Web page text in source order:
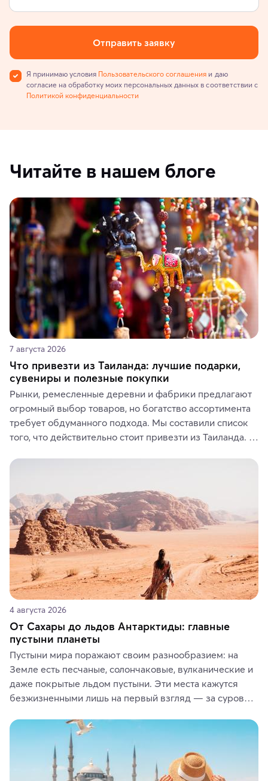
Отправить заявку
Я принимаю условия Пользовательского соглашения и даю
согласие на обработку моих персональных данных в соответствии с
Политикой конфиденциальности
Читайте в нашем блоге
7 августа 2026
Что привезти из Таиланда: лучшие подарки,
сувениры и полезные покупки
Рынки, ремесленные деревни и фабрики предлагают
огромный выбор товаров, но богатство ассортимента
требует обдуманного подхода. Мы составили список
того, что действительно стоит привезти из Таиланда.
средства, одежду, украшения, предметы интерьера
где их купить.
4 августа 2026
От Сахары до льдов Антарктиды: главные
пустыни планеты
Пустыни мира поражают своим разнообразием: на
Земле есть песчаные, солончаковые, вулканические и
даже покрытые льдом пустыни. Эти места кажутся
безжизненными лишь на первый взгляд — за суровой
животные и маршруты, которые дарят одни из самых
ярких впечатлений от путешествий.